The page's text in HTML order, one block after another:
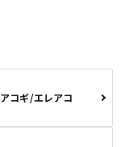
アコギ/エレアコ